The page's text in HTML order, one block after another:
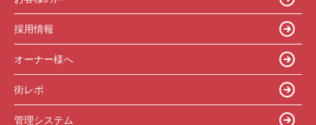
採用情報
オーナー様へ
街レポ
管理システム